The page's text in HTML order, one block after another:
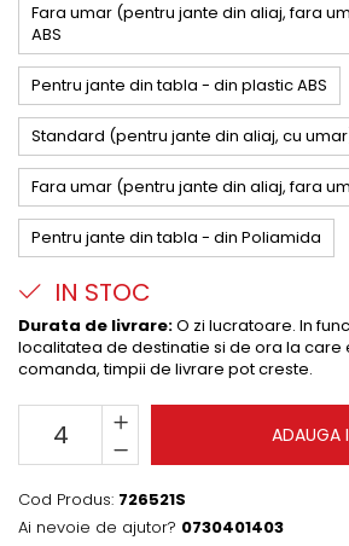
Fara umar (pentru jante din aliaj, fara
ABS
Pentru jante din tabla - din plastic ABS
Standard (pentru jante din aliaj, cu
Fara umar (pentru jante din aliaj, fara
Pentru jante din tabla - din Poliamida
IN STOC
Durata de livrare:O zi lucratoare. In
localitatea de destinatie si de ora la care
comanda, timpii de livrare pot creste.
ADAUGA
Cod Produs: 726521S
Ai nevoie de ajutor? 0730401403